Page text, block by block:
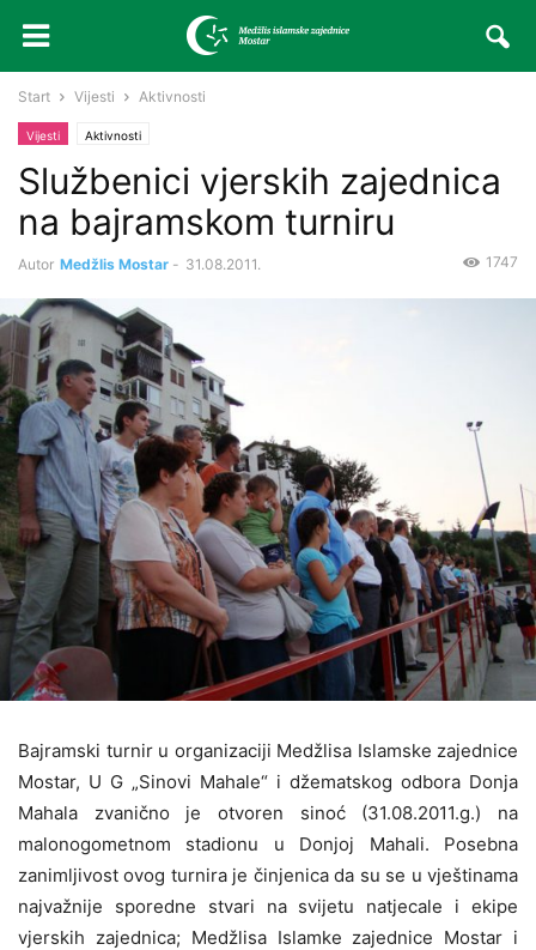
Start Vijesti Aktivnosti
Vijesti Aktivnosti
Službenici vjerskih zajednica
na bajramskom turniru
Autor Medžlis Mostar - 31.08.2011. 1747
Bajramski turnir u organizaciji Medžlisa Islamske zajednice
Mostar, U G „Sinovi Mahale“ i džematskog odbora Donja
Mahala zvanično je otvoren sinoć (31.08.2011.g.) na
malonogometnom stadionu u Donjoj Mahali. Posebna
zanimljivost ovog turnira je činjenica da su se u vještinama
najvažnije sporedne stvari na svijetu natjecale i ekipe
vjerskih zajednica; Medžlisa Islamke zajednice Mostar i